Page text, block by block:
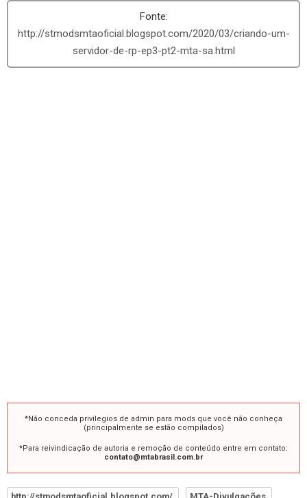
http://stmodsmtaoficial.blogspot.com/2020/03/criando-um-
servidor-de-rp-ep3-pt2-mta-sa.html
*Não conceda privilegios de admin para mods que você não conheça
(principalmente se estão compilados)
*Para reivindicação de autoria e remoção de conteúdo entre em contato:
contato@mtabrasil.com.br